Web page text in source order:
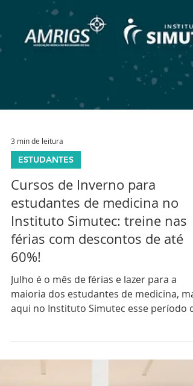
3 min de leitura
ESTUDANTES
Cursos de Inverno para
estudantes de medicina no
Instituto Simutec: treine nas
férias com descontos de até
60%!
Julho é o mês de férias e lazer para a